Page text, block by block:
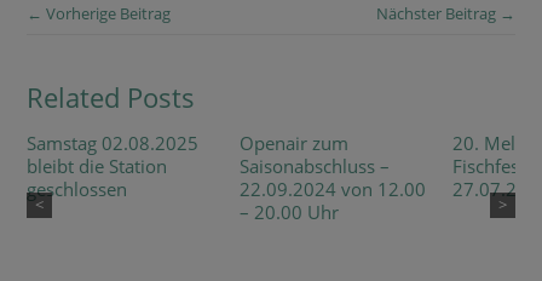
← Vorherige Beitrag Nächster Beitrag →
Related Posts
Samstag 02.08.2025
bleibt die Station
geschlossen
Openair zum
Saisonabschluss –
22.09.2024 von 12.00
– 20.00 Uhr
20.
Fischfest
< >